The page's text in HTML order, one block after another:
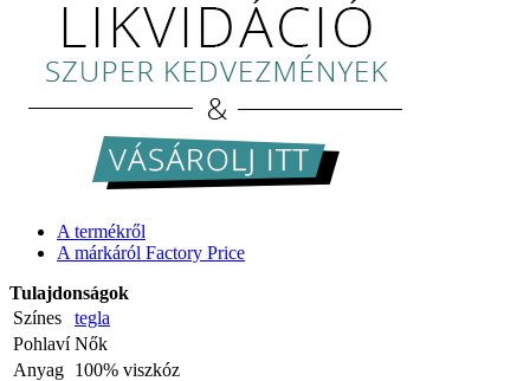
A termékről
A márkáról Factory Price
Tulajdonságok
Színes
tegla
Pohlaví Nők
Anyag 100% viszkóz